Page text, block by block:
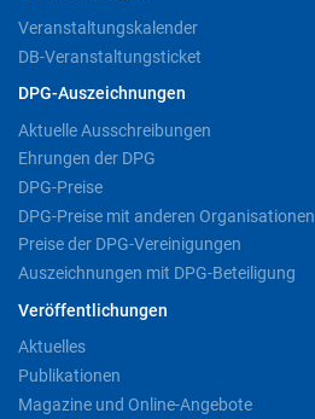
Veranstaltungskalender
DB-Veranstaltungsticket
DPG-Auszeichnungen
Aktuelle Ausschreibungen
Ehrungen der DPG
DPG-Preise
DPG-Preise mit anderen Organisationen
Preise der DPG-Vereinigungen
Auszeichnungen mit DPG-Beteiligung
Veröffentlichungen
Aktuelles
Publikationen
Magazine und Online-Angebote